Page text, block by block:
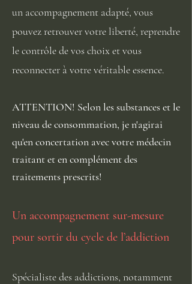
un accompagnement adapté, vous
pouvez retrouver votre liberté, reprendre
le contrôle de vos choix et vous
reconnecter à votre véritable essence.
ATTENTION! Selonles substances et le
niveau de consommation, je n'agirai
qu'en concertation avecvotre médecin
traitant et en complément des
traitements prescrits!
Un accompagnement sur-mesure
pour sortir du cycle de l’addiction
Spécialiste des addictions, notamment